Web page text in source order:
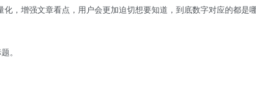
，增强文章看点，用户会更加迫切想要知道，到底数字对应的都是
。